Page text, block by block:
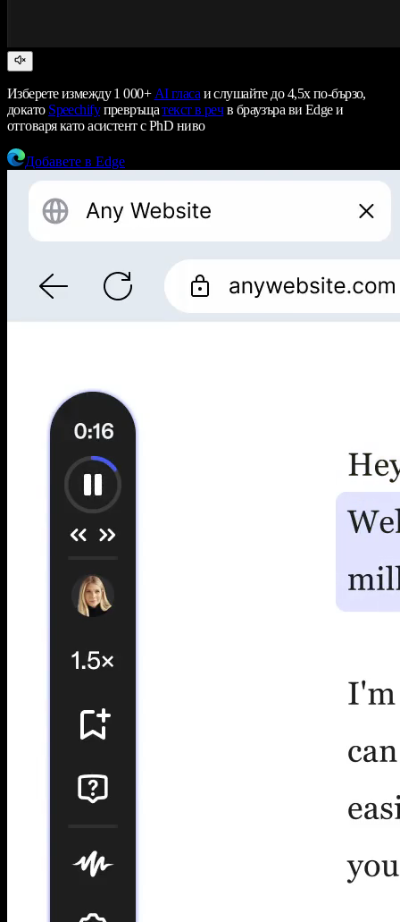
Изберете измежду 1 000+ AI гласа и слушайте до 4,5x по-бързо,
докато Speechifyпревръщатекст в речв браузъра ви Edge и
отговаря като асистент с PhD ниво
Добавете в Edge